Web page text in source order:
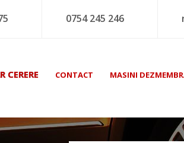
0754 245 246
CERERE CONTACT MASINI